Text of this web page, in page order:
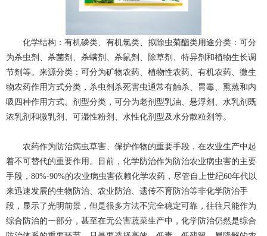
化学结构：有机磷类、有机氯类、拟除虫菊酯类用途分类：可分
为杀虫剂、杀菌剂、杀螨剂、杀鼠剂、除草剂、特异剂和植物生长调
节剂等。来源分类：可分为矿物农药、植物性农药、有机农药、微生
物农药作用方式分类，杀虫剂杀死害虫通常有触杀、胃毒、熏蒸和内
吸四种作用方式。剂型分类，可分为老剂型乳油、悬浮剂、水乳剂既
浓乳剂和微乳剂、可湿性粉剂、水性化剂型及水分散粒剂等。
农药作为防治病虫草害、保护作物的重要手段，在农业生产中起
着不可替代的重要作用。目前，化学防治作为防治农业病虫害的主要
手段，80%-90%的农业病虫害依赖化学农药，尽管自上世纪60年代以
来迅速发展的生物防治、农业防治、遗传不育防治等非化学防治手
段，显示了光明前景，但是很多方法不完全稳定可靠，往往只能作为
综合防治的一部分，甚至在无公害蔬菜生产中，化学防治仍然是综合